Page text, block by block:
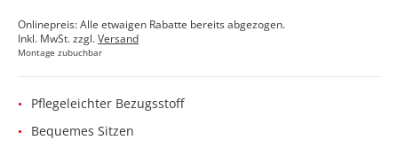
Onlinepreis: Alle etwaigen Rabatte bereits abgezogen.
Inkl. MwSt. zzgl.Versand
Montage zubuchbar
Pflegeleichter Bezugsstoff
Bequemes Sitzen